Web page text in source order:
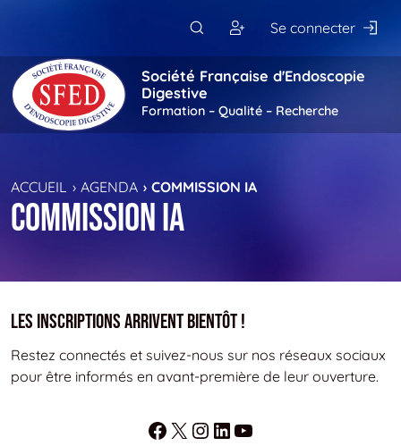
Se connecter
Société Française d'Endoscopie
Digestive
Formation – Qualité – Recherche
ACCUEIL AGENDA COMMISSION IA
Commission IA
Les inscriptions arrivent bientôt !
Restez connectés et suivez-nous sur nos réseaux sociaux
pour être informés en avant-première de leur ouverture.
Facebook
X Instagram
LinkedIn
YouTube